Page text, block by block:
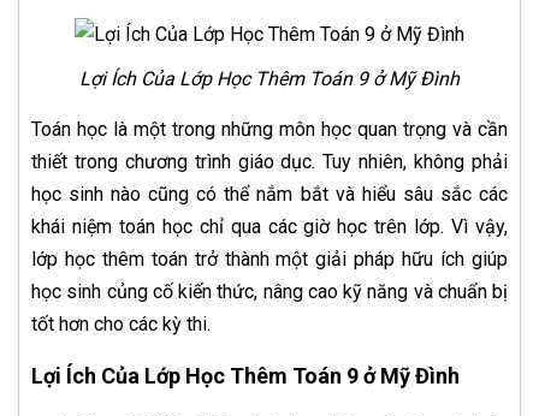
Lợi Ích Của Lớp Học Thêm Toán 9 ở Mỹ Đình
Toán học là một trong những môn học quan trọng và cần
thiết trong chương trình giáo dục. Tuy nhiên, không phải
học sinh nào cũng có thể nắm bắt và hiểu sâu sắc các
khái niệm toán học chỉ qua các giờ học trên lớp. Vì vậy,
lớp học thêm toán trở thành một giải pháp hữu ích giúp
học sinh củng cố kiến thức, nâng cao kỹ năng và chuẩn bị
tốt hơn cho các kỳ thi.
Lợi Ích Của Lớp Học Thêm Toán 9 ở Mỹ Đình